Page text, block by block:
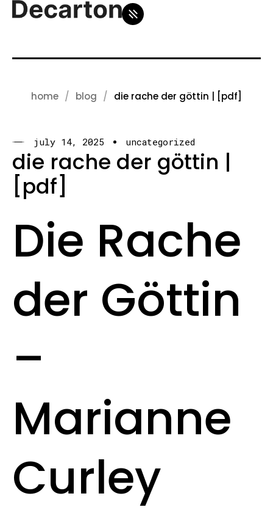
home blog die rache der göttin | [pdf]
july 14, 2025 uncategorized
die rache der göttin |
[pdf]
Die Rache
der Göttin
–
Marianne
Curley